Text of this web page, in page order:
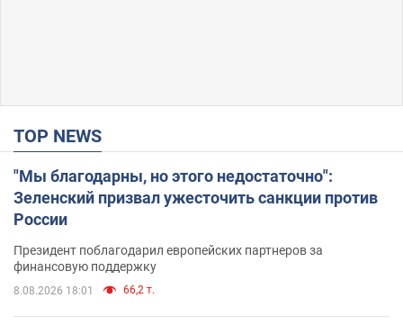
TOP NEWS
"Мы благодарны, но этого недостаточно":
Зеленский призвал ужесточить санкции против
России
Президент поблагодарил европейских партнеров за
финансовую поддержку
8.08.2026 18:01 66,2 т.